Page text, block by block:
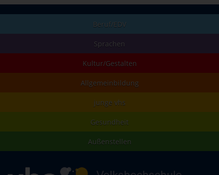
Beruf/EDV
Sprachen
Kultur/Gestalten
Allgemeinbildung
junge vhs
Gesundheit
Außenstellen